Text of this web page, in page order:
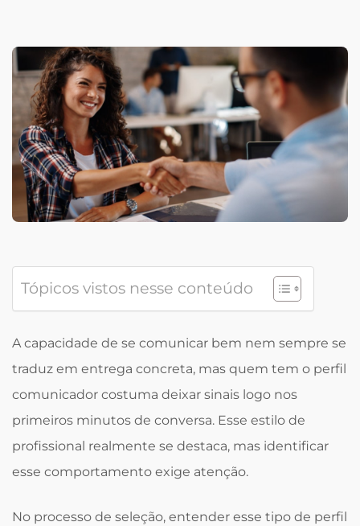
Tópicos vistos nesse conteúdo
A capacidade de se comunicar bem nem sempre se
traduz em entrega concreta, mas quem tem o perfil
comunicador costuma deixar sinais logo nos
primeiros minutos de conversa. Esse estilo de
profissional realmente se destaca, mas identificar
esse comportamento exige atenção.
No processo de seleção, entender esse tipo de perfil